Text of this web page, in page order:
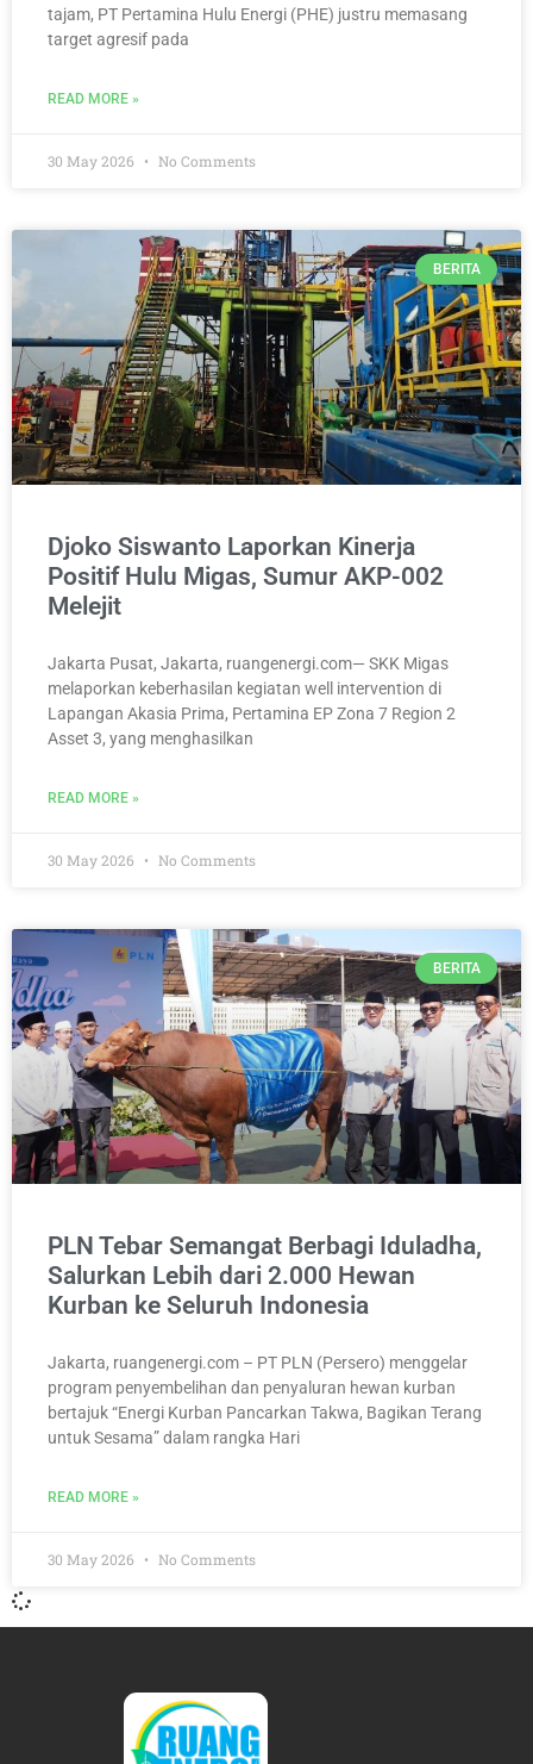
tajam, PT Pertamina Hulu Energi (PHE) justru memasang
target agresif pada
READ MORE »
30 May 2026 No Comments
BERITA
Djoko Siswanto Laporkan Kinerja
Positif Hulu Migas, Sumur AKP-002
Melejit
Jakarta Pusat, Jakarta, ruangenergi.com— SKK Migas
melaporkan keberhasilan kegiatan well intervention di
Lapangan Akasia Prima, Pertamina EP Zona 7 Region 2
Asset 3, yang menghasilkan
READ MORE »
30 May 2026 No Comments
BERITA
PLN Tebar Semangat Berbagi Iduladha,
Salurkan Lebih dari 2.000 Hewan
Kurban ke Seluruh Indonesia
Jakarta, ruangenergi.com – PT PLN (Persero) menggelar
program penyembelihan dan penyaluran hewan kurban
bertajuk “Energi Kurban Pancarkan Takwa, Bagikan Terang
untuk Sesama” dalam rangka Hari
READ MORE »
30 May 2026 No Comments